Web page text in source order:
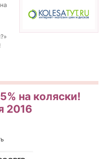
на коляски!
2016